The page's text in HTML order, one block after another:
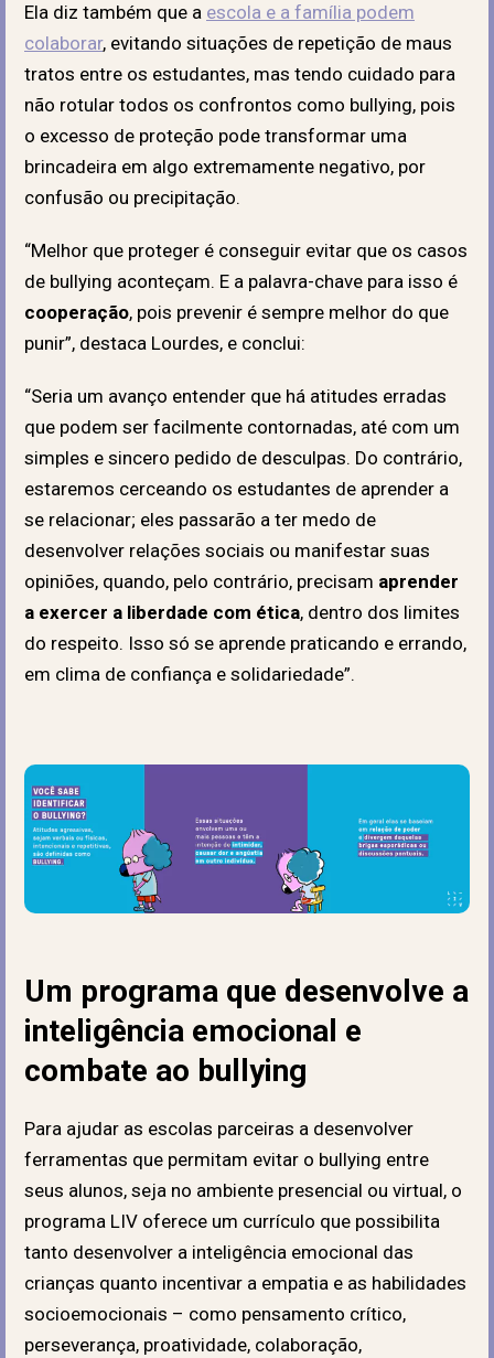
Ela diz também que a escola e a família podem
colaborar, evitando situações de repetição de maus
tratos entre os estudantes, mas tendo cuidado para
não rotular todos os confrontos como bullying, pois
o excesso de proteção pode transformar uma
brincadeira em algo extremamente negativo, por
confusão ou precipitação.
“Melhor que proteger é conseguir evitar que os casos
de bullying aconteçam. E a palavra-chave para isso é
cooperação, pois prevenir é sempre melhor do que
punir”, destaca Lourdes, e conclui:
“Seria um avanço entender que há atitudes erradas
que podem ser facilmente contornadas, até com um
simples e sincero pedido de desculpas. Do contrário,
estaremos cerceando os estudantes de aprender a
se relacionar; eles passarão a ter medo de
desenvolver relações sociais ou manifestar suas
opiniões, quando, pelo contrário, precisam aprender
a exercer a liberdade com ética, dentro dos limites
do respeito. Isso só se aprende praticando e errando,
em clima de confiança e solidariedade”.
Um programa que desenvolve a
inteligência emocional e
combate ao bullying
Para ajudar as escolas parceiras a desenvolver
ferramentas que permitam evitar o bullying entre
seus alunos, seja no ambiente presencial ou virtual, o
programa LIV oferece um currículo que possibilita
tanto desenvolver a inteligência emocional das
crianças quanto incentivar a empatia e as habilidades
socioemocionais – como pensamento crítico,
perseverança, proatividade, colaboração,